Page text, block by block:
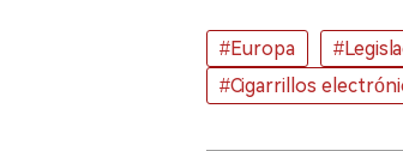
#Europa
#Cigarrillos